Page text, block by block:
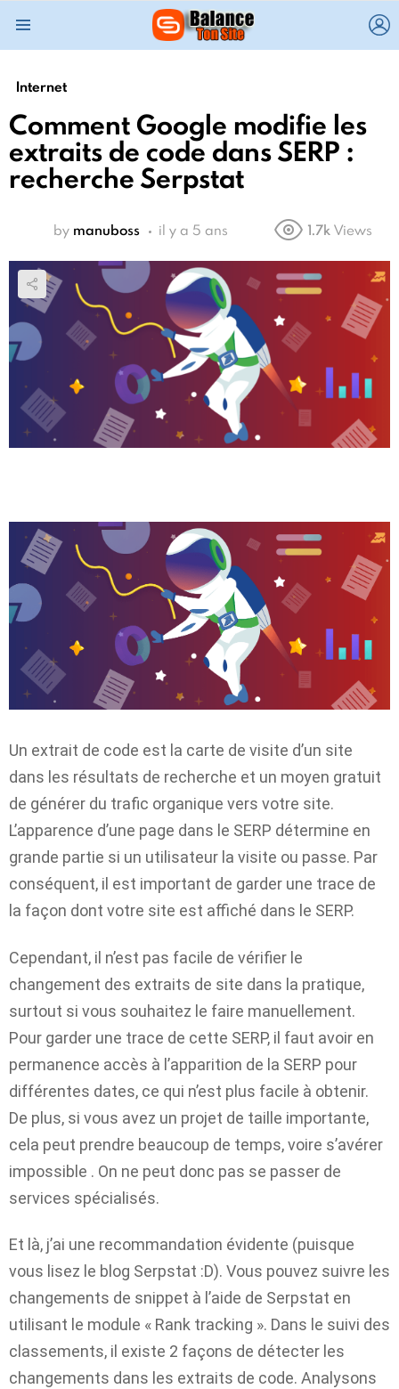
Internet
Comment Google modifie les
extraits de code dans SERP :
recherche Serpstat
by manuboss il y a 5 ans 1.7k Views
Un extrait de code est la carte de visite d’un site
dans les résultats de recherche et un moyen gratuit
de générer du trafic organique vers votre site.
L’apparence d’une page dans le SERP détermine en
grande partie si un utilisateur la visite ou passe. Par
conséquent, il est important de garder une trace de
la façon dont votre site est affiché dans le SERP.
Cependant, il n’est pas facile de vérifier le
changement des extraits de site dans la pratique,
surtout si vous souhaitez le faire manuellement.
Pour garder une trace de cette SERP, il faut avoir en
permanence accès à l’apparition de la SERP pour
différentes dates, ce qui n’est plus facile à obtenir.
De plus, si vous avez un projet de taille importante,
cela peut prendre beaucoup de temps, voire s’avérer
impossible . On ne peut donc pas se passer de
services spécialisés.
Et là, j’ai une recommandation évidente (puisque
vous lisez le blog Serpstat :D). Vous pouvez suivre les
changements de snippet à l’aide de Serpstat en
utilisant le module « Rank tracking ». Dans le suivi des
classements, il existe 2 façons de détecter les
changements dans les extraits de code. Analysons